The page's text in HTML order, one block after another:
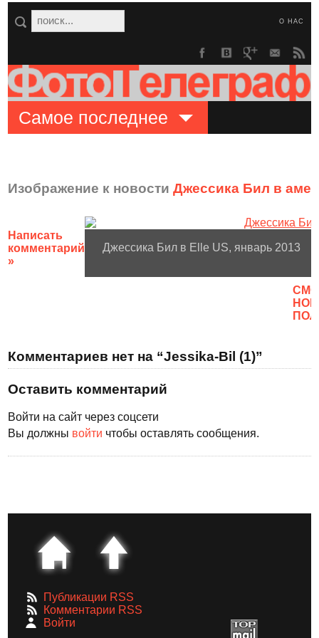
О НАС
Самое последнее
Изображение к новостиДжессика Бил в
Написать
комментарий
»
Джессика Бил в Elle US, январь 2013
Комментариев нет на “Jessika-Bil (1)”
Оставить комментарий
Войти на сайт через соцсети
Вы должны войти чтобы оставлять сообщения.
Публикации RSS
Комментарии RSS
Войти